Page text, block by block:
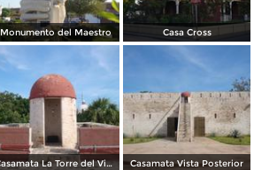
Monumento del Maestro Casa Cross
Casamata La Torre del Vigía Casamata Vista Posterior